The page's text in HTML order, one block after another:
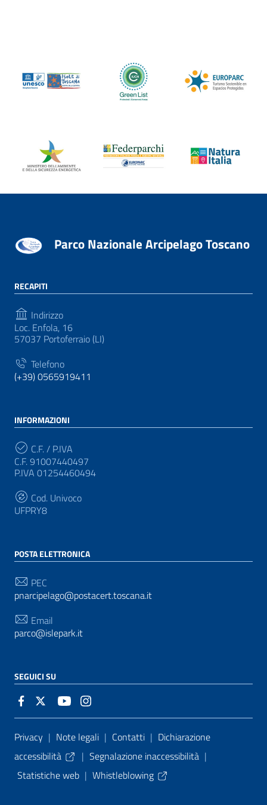
Parco Nazionale Arcipelago Toscano
RECAPITI
Indirizzo
Loc. Enfola, 16
57037 Portoferraio (LI)
Telefono
(+39) 0565919411
INFORMAZIONI
C.F. / P.IVA
C.F. 91007440497
P.IVA 01254460494
Cod. Univoco
UFPRY8
POSTA ELETTRONICA
PEC
pnarcipelago@postacert.toscana.it
Email
parco@islepark.it
SEGUICI SU
Sezione Link Utili
Privacy | Note legali | Contatti | Dichiarazione
accessibilità
| Segnalazione inaccessibilità |
Statistiche web | Whistleblowing